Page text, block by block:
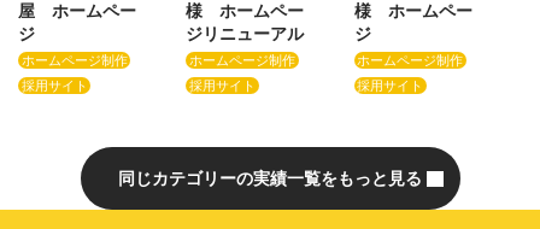
屋 ホームペー
ジ
ホームページ制作
採用サイト
様 ホームペー
ジリニューアル
ホームページ制作
採用サイト
様 ホームペー
ジ
ホームページ制作
採用サイト
同じカテゴリーの実績一覧をもっと見る